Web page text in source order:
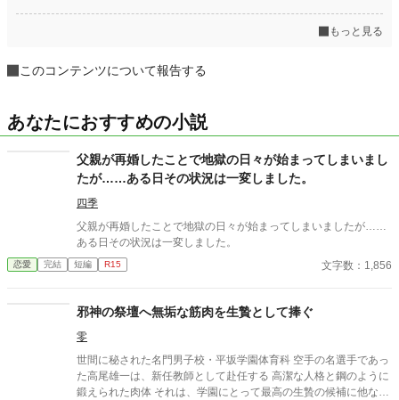
もっと見る
このコンテンツについて報告する
あなたにおすすめの小説
父親が再婚したことで地獄の日々が始まってしまいまし
たが……ある日その状況は一変しました。
四季
父親が再婚したことで地獄の日々が始まってしまいましたが……
ある日その状況は一変しました。
恋愛 完結 短編 R15 文字数：1,856
邪神の祭壇へ無垢な筋肉を生贄として捧ぐ
零
世間に秘された名門男子校・平坂学園体育科 空手の名選手であっ
た高尾雄一は、新任教師として赴任する 高潔な人格と鋼のように
鍛えられた肉体 それは、学園にとって最高の生贄の候補に他なら